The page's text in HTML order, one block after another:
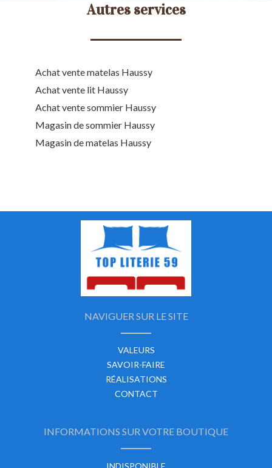
Autres services
Achat vente matelas Haussy
Achat vente lit Haussy
Achat vente sommier Haussy
Magasin de sommier Haussy
Magasin de matelas Haussy
NAVIGUER SUR LE SITE
VALEURS
SAVOIR-FAIRE
RÉALISATIONS
CONTACT
INFORMATIONS SUR VOTRE BOUTIQUE
INDISPONIBLE